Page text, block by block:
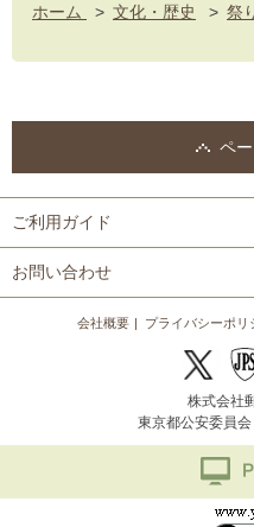
ホーム > 文化・歴史 > 祭
ペ
ご利用ガイド
お問い合わせ
会社概要 プライバシーポリ
株式会社
東京都公安委員